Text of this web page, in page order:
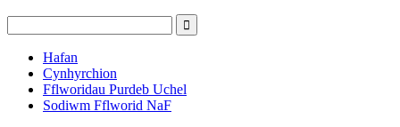
Hafan
Cynhyrchion
Fflworidau Purdeb Uchel
Sodiwm Fflworid NaF